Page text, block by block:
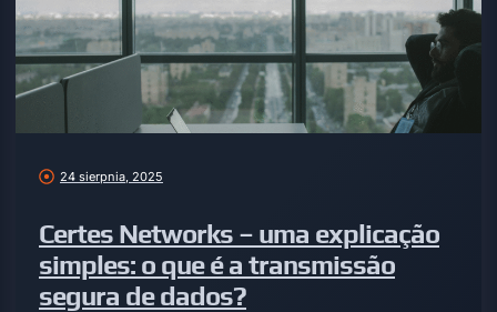
24 sierpnia, 2025
Certes Networks – uma explicação
simples: o que é a transmissão
segura de dados?